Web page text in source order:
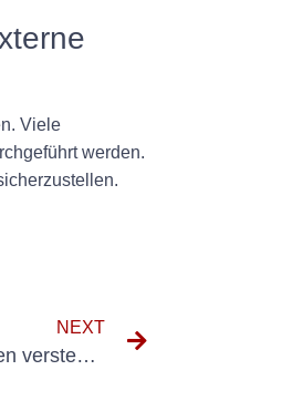
Viele
werden.
NEXT
Die Bedeutung von DGUV V3-Maschineninspektionen verstehen